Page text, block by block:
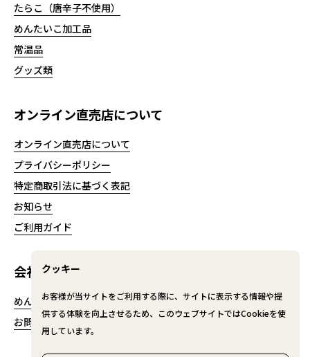
たらこ（唐辛子不使用）
めんたいこ加工品
常温品
グッズ類
オンライン直売店について
オンライン直売店について
プライバシーポリシー
特定商取引法に基づく表記
お知らせ
ご利用ガイド
会社情報
めんたいパークとこなめ
お問い合わせ
クッキー
お客様が当サイトをご利用する際に、サイトに表示する情報や提
供する体験を向上させるため、このウェブサイトではCookieを使
用しています。